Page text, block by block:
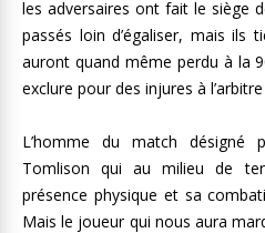
les adversaires ont fait le siège
passés loin d’égaliser, mais ils
auront quand même perdu à la
exclure pour des injures à
L’homme du match
Tomlison qui au milieu de
présence physique et sa
Mais le joueur qui nous aura